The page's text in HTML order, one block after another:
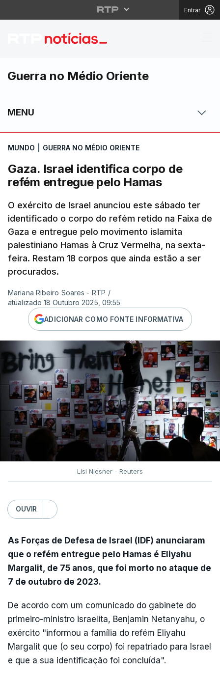
Entrar
Gaza. Israel identifica
Guerra no Médio Oriente
MENU
MUNDO GUERRA NO MÉDIO ORIENTE
Gaza. Israel identifica corpo de
refém entregue pelo Hamas
O exército de Israel anunciou este sábado ter
identificado o corpo do refém retido na Faixa de
Gaza e entregue pelo movimento islamita
palestiniano Hamas à Cruz Vermelha, na sexta-
feira. Restam 18 corpos que ainda estão a ser
procurados.
Mariana Ribeiro Soares - RTP /
atualizado 18 Outubro 2025, 09:55
ADICIONAR COMO FONTE INFORMATIVA
Lisi Niesner - Reuters
OUVIR
As Forças de Defesa de Israel (IDF) anunciaram
que o refém entregue pelo Hamas é Eliyahu
Margalit, de 75 anos, que foi morto no ataque de
7 de outubro de 2023.
De acordo com um comunicado do gabinete do
primeiro-ministro israelita, Benjamin Netanyahu, o
exército "informou a família do refém Eliyahu
Margalit que (o seu corpo) foi repatriado para Israel
e que a sua identificação foi concluída".